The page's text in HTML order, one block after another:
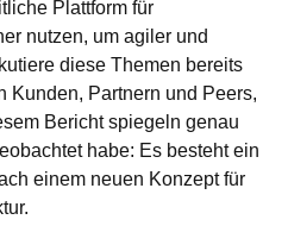
Plattform für
nutzen, um agiler und
diese Themen bereits
Kunden, Partnern und Peers,
Bericht spiegeln genau
habe: Es besteht ein
einem neuen Konzept für